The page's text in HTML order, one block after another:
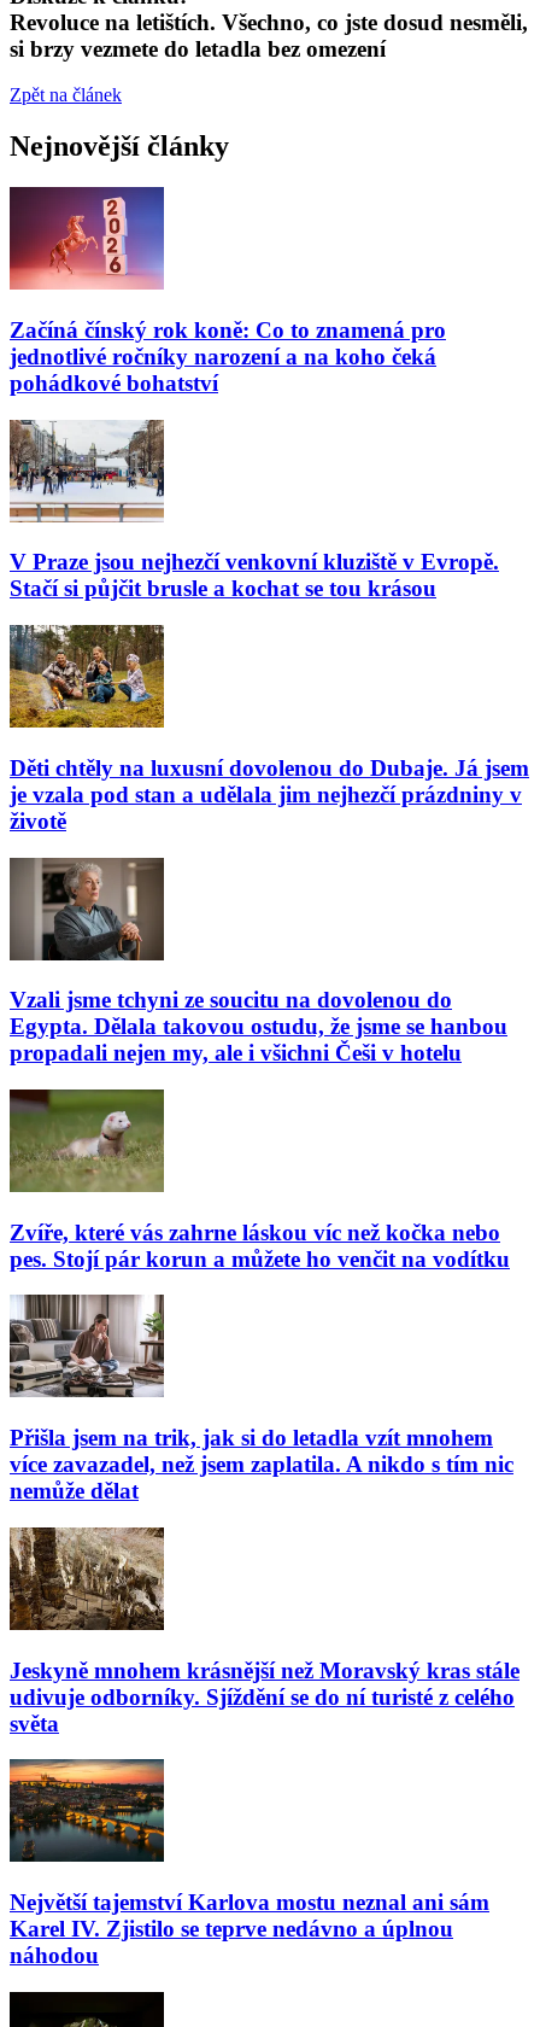
Revoluce na letištích. Všechno, co jste dosud nesměli,
si brzy vezmete do letadla bez omezení
Zpět na článek
Nejnovější články
Začíná čínský rok koně: Co to znamená pro
jednotlivé ročníky narození a na koho čeká
pohádkové bohatství
V Praze jsou nejhezčí venkovní kluziště v Evropě.
Stačí si půjčit brusle a kochat se tou krásou
Děti chtěly na luxusní dovolenou do Dubaje. Já jsem
je vzala pod stan a udělala jim nejhezčí prázdniny v
životě
Vzali jsme tchyni ze soucitu na dovolenou do
Egypta. Dělala takovou ostudu, že jsme se hanbou
propadali nejen my, ale i všichni Češi v hotelu
Zvíře, které vás zahrne láskou víc než kočka nebo
pes. Stojí pár korun a můžete ho venčit na vodítku
Přišla jsem na trik, jak si do letadla vzít mnohem
více zavazadel, než jsem zaplatila. A nikdo s tím nic
nemůže dělat
Jeskyně mnohem krásnější než Moravský kras stále
udivuje odborníky. Sjíždění se do ní turisté z celého
světa
Největší tajemství Karlova mostu neznal ani sám
Karel IV. Zjistilo se teprve nedávno a úplnou
náhodou